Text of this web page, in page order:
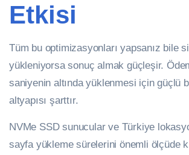
Etkisi
Tüm bu optimizasyonları yapsanız bile
yükleniyorsa sonuç almak güçleşir.
saniyenin altında yüklenmesi için güçlü
altyapısı şarttır.
NVMe SSD sunucular ve Türkiye
sayfa yükleme sürelerini önemli ölçüde